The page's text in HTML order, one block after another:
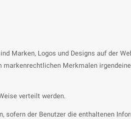
Marken, Logos und Designs auf der
Merkmalen
verteilt werden.
sofern der Benutzer die enthaltenen